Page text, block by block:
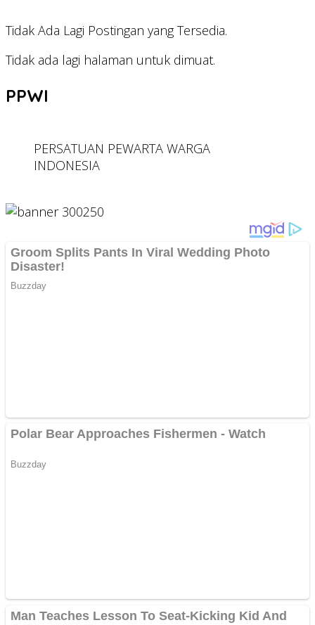
Tidak Ada Lagi Postingan yang Tersedia.
Tidak ada lagi halaman untuk dimuat.
PPWI
PERSATUAN PEWARTA WARGA
INDONESIA